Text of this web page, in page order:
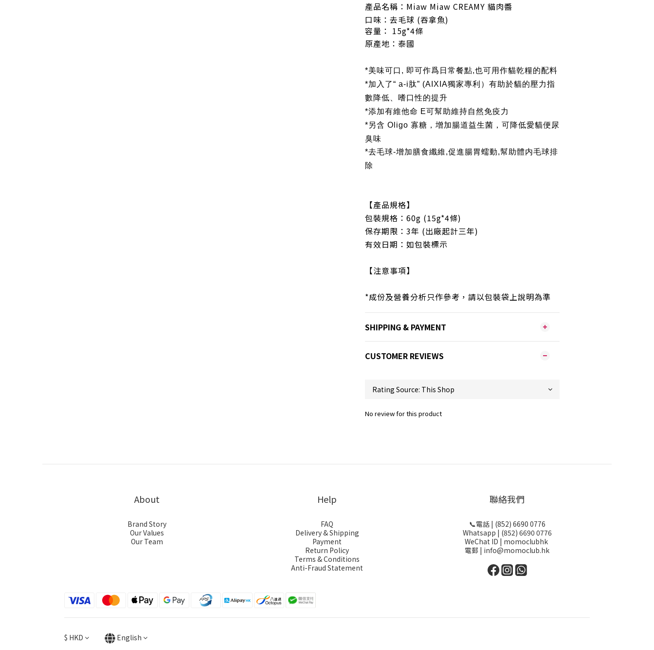
產品名稱：Miaw Miaw CREAMY 貓肉醬
口味：去毛球 (吞拿魚)
容量： 15g*4條
原產地： 泰國
*美味可口, 即可作爲日常餐點,也可用作貓乾糧的配料
*加入了“ a-i肽” (AIXIA獨家專利）有助於貓的壓力指
數降低、嗜口性的提升
*添加有維他命 E可幫助維持自然免疫力
*另含 Oligo 寡糖，增加腸道益生菌，可降低愛貓便尿
臭味
*去毛球-增加膳食纖維,促進腸胃蠕動,幫助體内毛球排
除
【產品規格】
包裝規格：60g (15g*4條)
保存期限：3年 (出廠起計三年)
有效日期：如包裝標示
【注意事項】
*成份及營養分析只作參考，請以包裝袋上說明為準
SHIPPING & PAYMENT
CUSTOMER REVIEWS
No review for this product
About
Brand Story
Our Values
Our Team
Help
FAQ
Delivery & Shipping
Payment
Return Policy
Terms & Conditions
Anti-Fraud Statement
聯絡我們
📞電話 | (852) 6690 0776
Whatsapp | (852) 6690 0776
WeChat ID | momoclubhk
電郵 | info@momoclub.hk
$ HKD English